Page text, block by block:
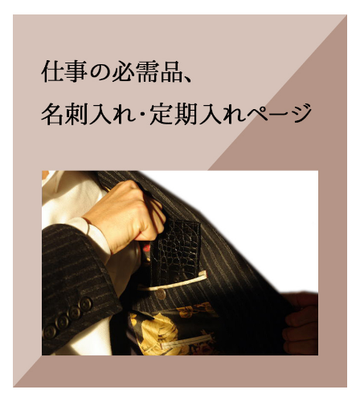
その他